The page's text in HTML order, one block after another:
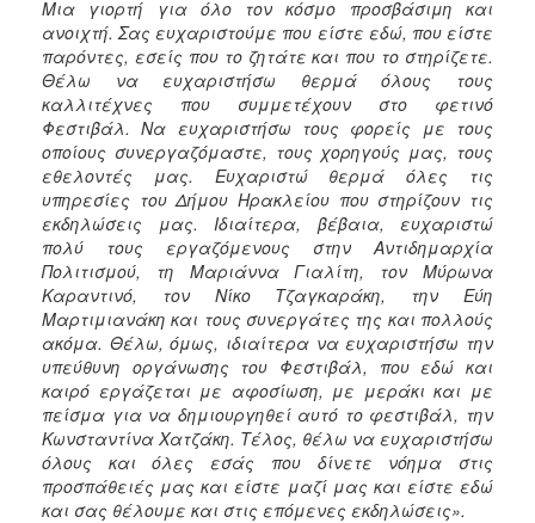
Μια γιορτή για όλο τον κόσμο προσβάσιμη και
ανοιχτή. Σας ευχαριστούμε που είστε εδώ, που είστε
παρόντες, εσείς που το ζητάτε και που το στηρίζετε.
Θέλω να ευχαριστήσω θερμά όλους τους
καλλιτέχνες που συμμετέχουν στο φετινό
Φεστιβάλ. Να ευχαριστήσω τους φορείς με τους
οποίους συνεργαζόμαστε, τους χορηγούς μας, τους
εθελοντές μας. Ευχαριστώ θερμά όλες τις
υπηρεσίες του Δήμου Ηρακλείου που στηρίζουν τις
εκδηλώσεις μας. Ιδιαίτερα, βέβαια, ευχαριστώ
πολύ τους εργαζόμενους στην Αντιδημαρχία
Πολιτισμού, τη Μαριάννα Γιαλίτη, τον Μύρωνα
Καραντινό, τον Νίκο Τζαγκαράκη, την Εύη
Μαρτιμιανάκη και τους συνεργάτες της και πολλούς
ακόμα. Θέλω, όμως, ιδιαίτερα να ευχαριστήσω την
υπεύθυνη οργάνωσης του Φεστιβάλ, που εδώ και
καιρό εργάζεται με αφοσίωση, με μεράκι και με
πείσμα για να δημιουργηθεί αυτό το φεστιβάλ, την
Κωνσταντίνα Χατζάκη. Τέλος, θέλω να ευχαριστήσω
όλους και όλες εσάς που δίνετε νόημα στις
προσπάθειές μας και είστε μαζί μας και είστε εδώ
και σας θέλουμε και στις επόμενες εκδηλώσεις».